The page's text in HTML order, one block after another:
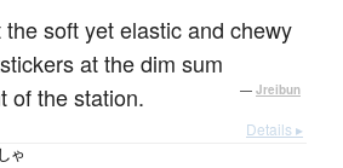
soft yet elastic and chewy
at the dim sum
of the station.
— Jreibun
Details ▸
ゃ